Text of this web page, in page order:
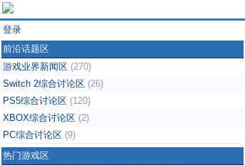
登录
前沿话题区
游戏业界新闻区 (270)
Switch 2综合讨论区 (26)
PS5综合讨论区 (120)
XBOX综合讨论区 (2)
PC综合讨论区 (9)
热门游戏区